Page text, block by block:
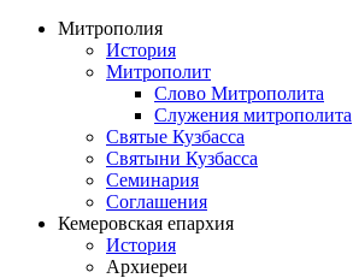
Митрополия
История
Митрополит
Слово Митрополита
Служения митрополита
Святые Кузбасса
Святыни Кузбасса
Семинария
Соглашения
Кемеровская епархия
История
Архиереи